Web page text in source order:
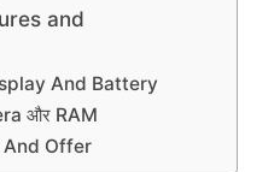
and
And Battery
और RAM
And Offer